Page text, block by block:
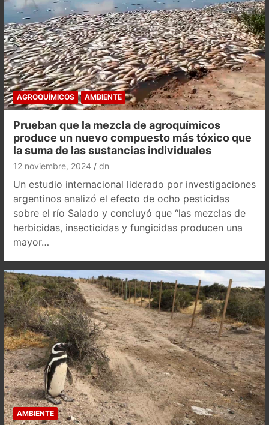
AGROQUÍMICOS AMBIENTE
Prueban que la mezcla de agroquímicos
produce un nuevo compuesto más tóxico que
la suma de las sustancias individuales
12 noviembre, 2024 dn
Un estudio internacional liderado por investigaciones
argentinos analizó el efecto de ocho pesticidas
sobre el río Salado y concluyó que “las mezclas de
herbicidas, insecticidas y fungicidas producen una
mayor…
AMBIENTE